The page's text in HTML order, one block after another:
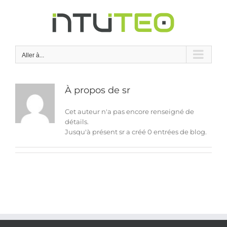
Aller à...
À propos de sr
Cet auteur n'a pas encore renseigné de
détails.
Jusqu'à présent sr a créé 0 entrées de blog.